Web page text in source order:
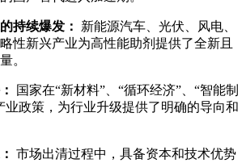
持续爆发：
新能源汽车、光伏、风电、
性新兴产业为高性能助剂提供了全新且
。
国家在“新材料”、“循环经济”、“智能制
业政策，为行业升级提供了明确的导向和
市场出清过程中，具备资本和技术优势